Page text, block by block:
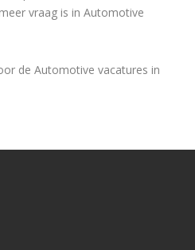
vraag is in Automotive
de Automotive vacatures in